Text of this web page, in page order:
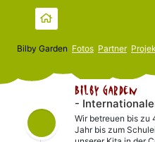
Bilby Garden Fotos Partner
Bilby Garden
-
Wir betreuen bis zu
Jahr bis zum